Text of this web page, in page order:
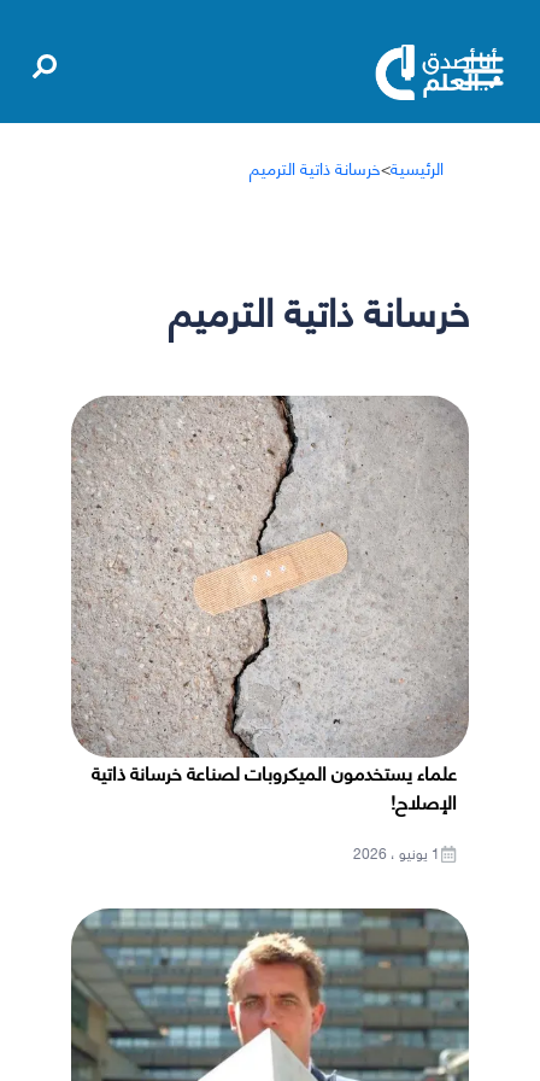
الرئيسية>خرسانة ذاتية الترميم
خرسانة ذاتية الترميم
علماء يستخدمون الميكروبات لصناعة خرسانة ذاتية
الإصلاح!
1 يونيو ، 2026